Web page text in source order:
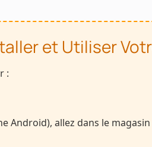
et Utiliser
:
allez dans le magasin